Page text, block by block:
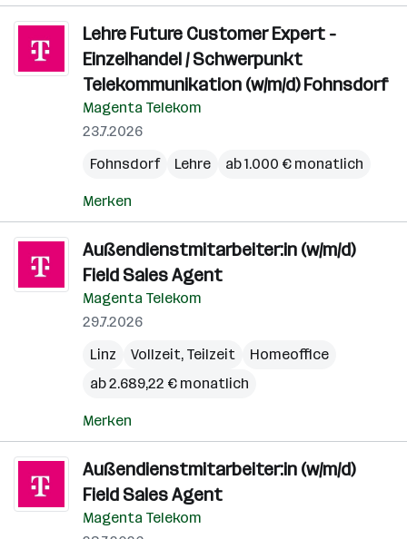
Lehre Future Customer Expert -
Einzelhandel / Schwerpunkt
Telekommunikation (w/m/d) Fohnsdorf
Magenta Telekom
23.7.2026
Fohnsdorf
Lehre ab 1.000 € monatlich
Merken
Außendienstmitarbeiter:in (w/m/d)
Field Sales Agent
Magenta Telekom
29.7.2026
Linz
Vollzeit, Teilzeit
Homeoffice
ab 2.689,22 € monatlich
Merken
Außendienstmitarbeiter:in (w/m/d)
Field Sales Agent
Magenta Telekom